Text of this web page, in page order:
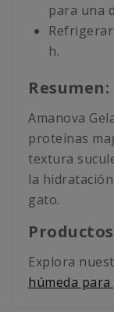
para una
h.
Resumen:
Amanova
proteínas
textura
la
gato.
Explora
húmeda